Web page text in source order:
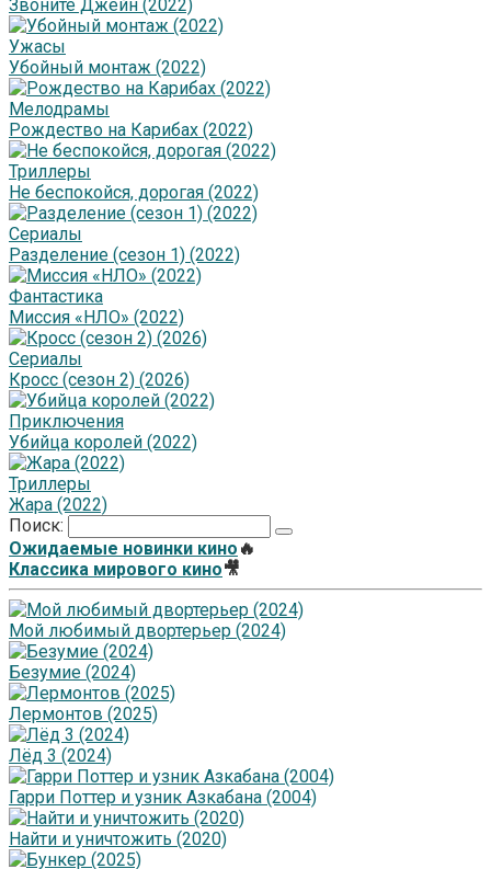
Звоните Джейн (2022)
Ужасы
Убойный монтаж (2022)
Мелодрамы
Рождество на Карибах (2022)
Триллеры
Не беспокойся, дорогая (2022)
Сериалы
Разделение (сезон 1) (2022)
Фантастика
Миссия «НЛО» (2022)
Сериалы
Кросс (сезон 2) (2026)
Приключения
Убийца королей (2022)
Триллеры
Жара (2022)
Поиск:
Ожидаемые новинки кино 🔥
Классика мирового кино🎥
Мой любимый двортерьер (2024)
Безумие (2024)
Лермонтов (2025)
Лёд 3 (2024)
Гарри Поттер и узник Азкабана (2004)
Найти и уничтожить (2020)